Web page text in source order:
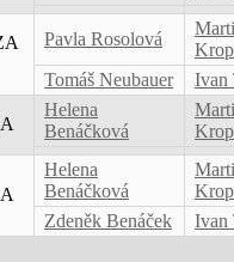
Pavla Rosolová
Tomáš Neubauer
Ivan
Helena
Benáčková
Helena
Benáčková
Zdeněk Benáček
Ivan